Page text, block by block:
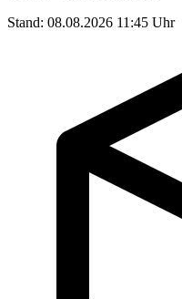
Stand: 08.08.2026 11:45 Uhr